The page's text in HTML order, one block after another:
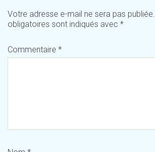
Votre adresse e-mail ne sera pas publiée.
obligatoires sont indiqués avec *
Commentaire *